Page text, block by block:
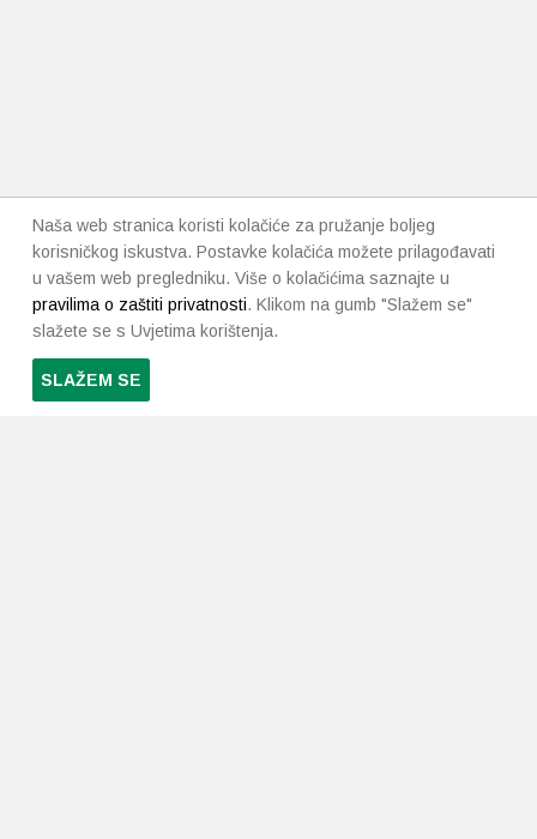
Naša web stranica koristi kolačiće za pružanje boljeg
korisničkog iskustva. Postavke kolačića možete prilagođavati
u vašem web pregledniku. Više o kolačićima saznajte u
pravilima o zaštiti privatnosti. Klikom na gumb "Slažem se"
slažete se s Uvjetima korištenja.
SLAŽEM SE